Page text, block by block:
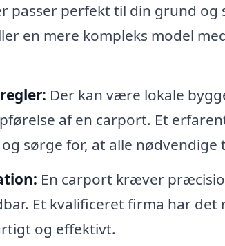
passer perfekt til din grund og
en mere kompleks model
Der kan være lokale
af en carport. Et
sørge for, at alle nødvendige
En carport kræver
Et kvalificeret firma har
og effektivt.